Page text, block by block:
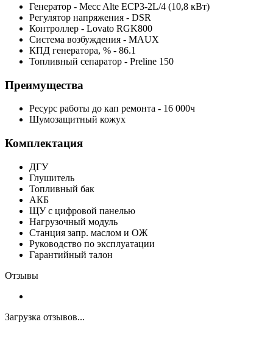
Генератор - Mecc Alte ECP3-2L/4 (10,8 кВт)
Регулятор напряжения - DSR
Контроллер - Lovato RGK800
Система возбуждения - MAUX
КПД генератора, % - 86.1
Топливный сепаратор - Preline 150
Преимущества
Ресурс работы до кап ремонта - 16 000ч
Шумозащитный кожух
Комплектация
ДГУ
Глушитель
Топливный бак
АКБ
ЩУ с цифровой панелью
Нагрузочный модуль
Станция запр. маслом и ОЖ
Руководство по эксплуатации
Гарантийный талон
Отзывы
Загрузка отзывов...